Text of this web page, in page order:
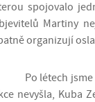
spojovalo
Martiny
organizují
Po létech
nevyšla, Kuba